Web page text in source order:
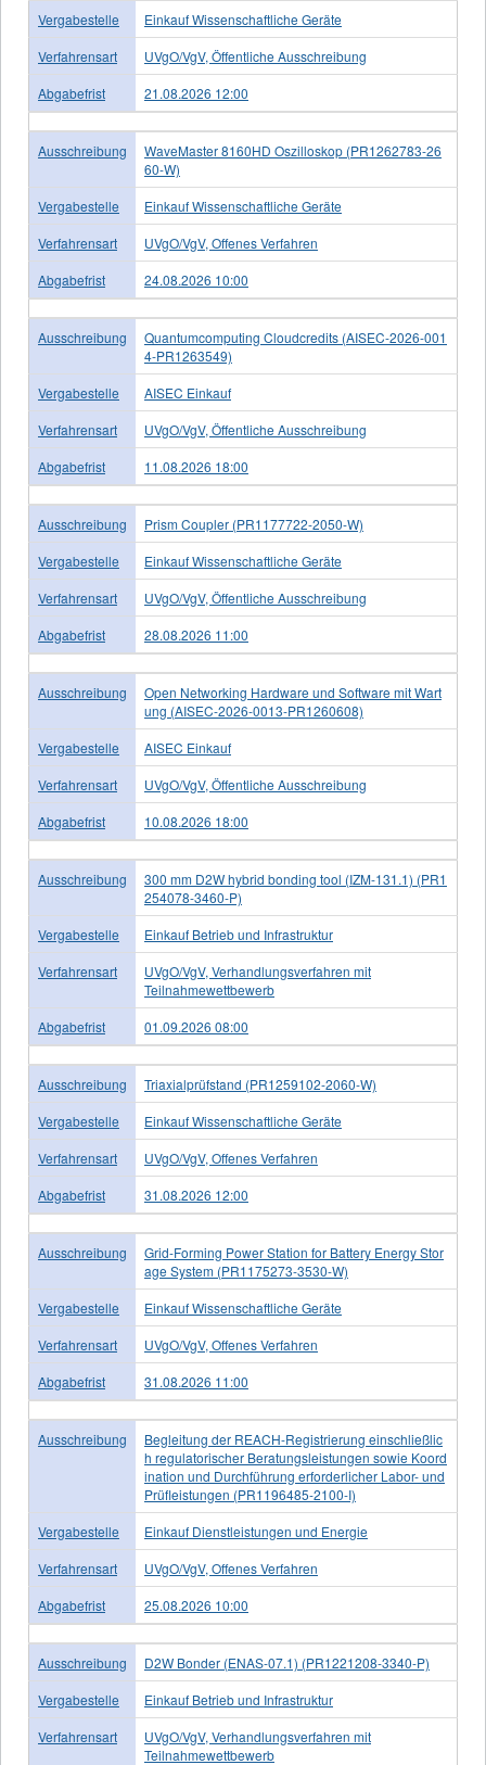
Vergabestelle
Einkauf Wissenschaftliche Geräte
Verfahrensart
UVgO/VgV, Öffentliche Ausschreibung
Abgabefrist
21.08.2026 12:00
Ausschreibung
WaveMaster 8160HD Oszilloskop (PR1262783-26
60-W)
Vergabestelle
Einkauf Wissenschaftliche Geräte
Verfahrensart
UVgO/VgV, Offenes Verfahren
Abgabefrist
24.08.2026 10:00
Ausschreibung
Quantumcomputing Cloudcredits (AISEC-2026-001
4-PR1263549)
Vergabestelle
AISEC Einkauf
Verfahrensart
UVgO/VgV, Öffentliche Ausschreibung
Abgabefrist
11.08.2026 18:00
Ausschreibung
Prism Coupler (PR1177722-2050-W)
Vergabestelle
Einkauf Wissenschaftliche Geräte
Verfahrensart
UVgO/VgV, Öffentliche Ausschreibung
Abgabefrist
28.08.2026 11:00
Ausschreibung
Open Networking Hardware und Software mit Wart
ung (AISEC-2026-0013-PR1260608)
Vergabestelle
AISEC Einkauf
Verfahrensart
UVgO/VgV, Öffentliche Ausschreibung
Abgabefrist
10.08.2026 18:00
Ausschreibung
300 mm D2W hybrid bonding tool (IZM-131.1) (PR1
254078-3460-P)
Vergabestelle
Einkauf Betrieb und Infrastruktur
Verfahrensart
UVgO/VgV, Verhandlungsverfahren mit
Teilnahmewettbewerb
Abgabefrist
01.09.2026 08:00
Ausschreibung
Triaxialprüfstand (PR1259102-2060-W)
Vergabestelle
Einkauf Wissenschaftliche Geräte
Verfahrensart
UVgO/VgV, Offenes Verfahren
Abgabefrist
31.08.2026 12:00
Ausschreibung
Grid-Forming Power Station for Battery Energy Stor
age System (PR1175273-3530-W)
Vergabestelle
Einkauf Wissenschaftliche Geräte
Verfahrensart
UVgO/VgV, Offenes Verfahren
Abgabefrist
31.08.2026 11:00
Ausschreibung
Begleitung der REACH-Registrierung einschließlic
h regulatorischer Beratungsleistungen sowie Koord
ination und Durchführung erforderlicher Labor- und
Prüﬂeistungen (PR1196485-2100-I)
Vergabestelle
Einkauf Dienstleistungen und Energie
Verfahrensart
UVgO/VgV, Offenes Verfahren
Abgabefrist
25.08.2026 10:00
Ausschreibung
D2W Bonder (ENAS-07.1) (PR1221208-3340-P)
Vergabestelle
Einkauf Betrieb und Infrastruktur
Verfahrensart
UVgO/VgV, Verhandlungsverfahren mit
Teilnahmewettbewerb